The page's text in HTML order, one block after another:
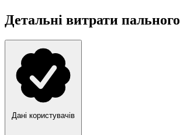
Детальні витрати пального
Дані користувачів